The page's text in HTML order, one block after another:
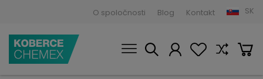
O spoločnosti Blog Kontakt SK